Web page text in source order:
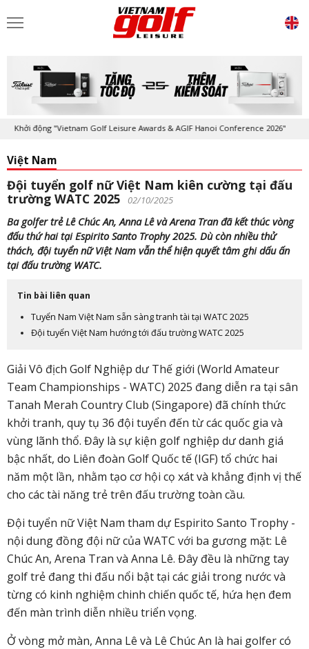
động "Vietnam Golf Leisure Awards & AGIF Hanoi Conference 2026"
Việt Nam
Đội tuyển golf nữ Việt Nam kiên cường tại đấu
trường WATC 2025
02/10/2025
Ba golfer trẻ Lê Chúc An, Anna Lê và Arena Tran đã kết thúc vòng
đấu thứ hai tại Espirito Santo Trophy 2025. Dù còn nhiều thử
thách, đội tuyển nữ Việt Nam vẫn thể hiện quyết tâm ghi dấu ấn
tại đấu trường WATC.
Tin bài liên quan
Tuyển Nam Việt Nam sẵn sàng tranh tài tại WATC 2025
Đội tuyển Việt Nam hướng tới đấu trường WATC 2025
Giải Vô địch Golf Nghiệp dư Thế giới (World Amateur
Team Championships - WATC) 2025 đang diễn ra tại sân
Tanah Merah Country Club (Singapore) đã chính thức
khởi tranh, quy tụ 36 đội tuyển đến từ các quốc gia và
vùng lãnh thổ. Đây là sự kiện golf nghiệp dư danh giá
bậc nhất, do Liên đoàn Golf Quốc tế (IGF) tổ chức hai
năm một lần, nhằm tạo cơ hội cọ xát và khẳng định vị thế
cho các tài năng trẻ trên đấu trường toàn cầu.
Đội tuyển nữ Việt Nam tham dự Espirito Santo Trophy -
nội dung đồng đội nữ của WATC với ba gương mặt: Lê
Chúc An, Arena Tran và Anna Lê. Đây đều là những tay
golf trẻ đang thi đấu nổi bật tại các giải trong nước và
từng có kinh nghiệm chinh chiến quốc tế, hứa hẹn đem
đến màn trình diễn nhiều triển vọng.
Ở vòng mở màn, Anna Lê và Lê Chúc An là hai golfer có